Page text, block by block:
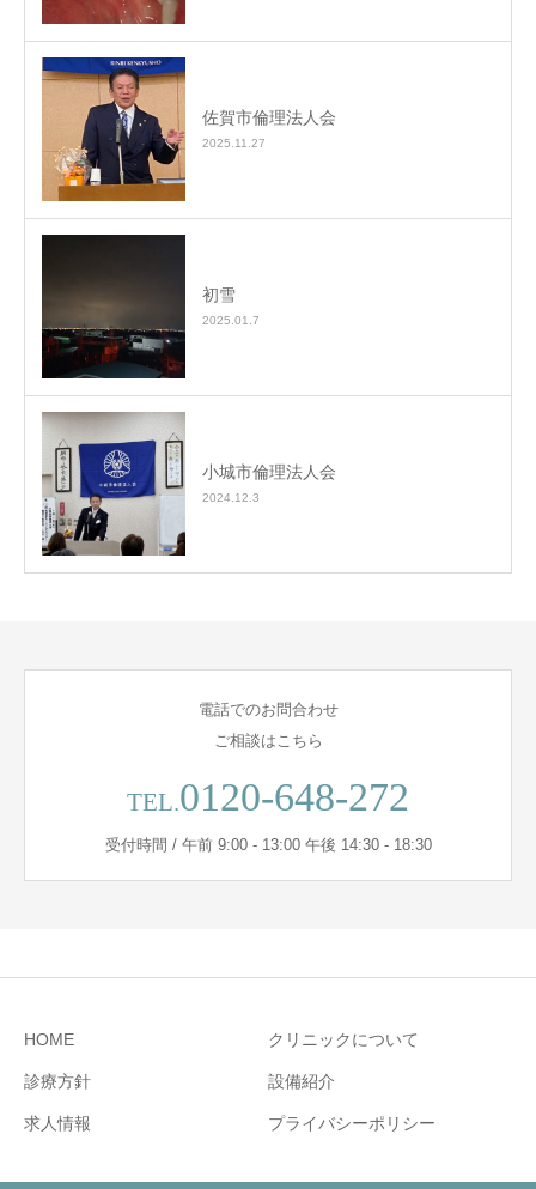
佐賀市倫理法人会
2025.11.27
初雪
2025.01.7
小城市倫理法人会
2024.12.3
電話でのお問合わせ
ご相談はこちら
TEL.0120-648-272
受付時間 / 午前 9:00 - 13:00 午後 14:30 - 18:30
HOME クリニックについて
診療方針 設備紹介
求人情報 プライバシーポリシー